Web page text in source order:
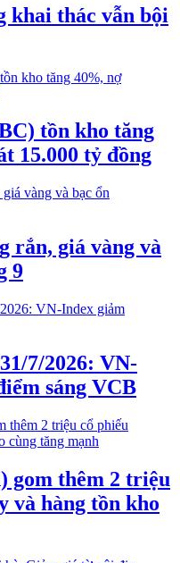
khai thác vẫn bội
tồn kho tăng
15.000 tỷ đồng
rắn, giá vàng và
9
7/2026: VN-
sáng VCB
gom thêm 2 triệu
và hàng tồn kho